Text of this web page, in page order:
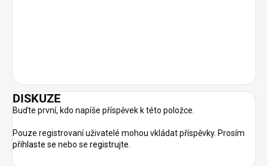
DISKUZE
Buďte první, kdo napíše příspěvek k této položce.
Pouze registrovaní uživatelé mohou vkládat příspěvky. Prosím
přihlaste se nebo se registrujte